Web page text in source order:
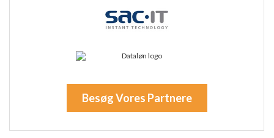
Besøg Vores Partnere
Ikke-IAB-behandlingsformål: